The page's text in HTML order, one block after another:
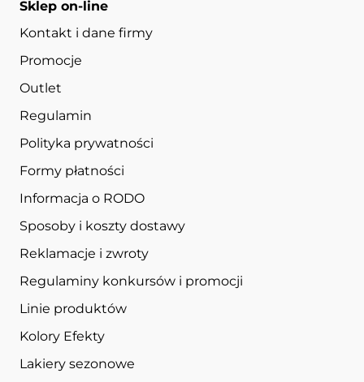
Sklep on-line
Kontakt i dane firmy
Promocje
Outlet
Regulamin
Polityka prywatności
Formy płatności
Informacja o RODO
Sposoby i koszty dostawy
Reklamacje i zwroty
Regulaminy konkursów i promocji
Linie produktów
Kolory Efekty
Lakiery sezonowe